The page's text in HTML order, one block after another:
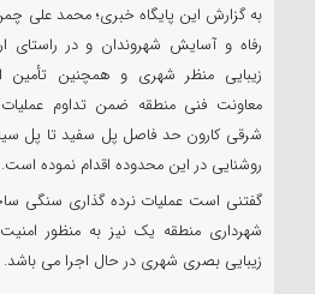
به گزارش این پایگاه خبری؛ محمد علی
رفاه و آسایش شهروندان و در راستای
زیبایی منظر شهری و همچنین
معاونت فنی منطقه ضمن تداوم
شرقی کارون حد فاصل پل سفید تا پل
روشنایی در این محدوده اقدام نموده است.
گفتنی است عملیات نرده گذاری سنگی
شهرداری منطقه یک نیز به منظور
زیبایی بصری شهری در حال اجرا می باشد.